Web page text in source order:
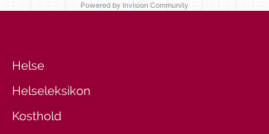
Powered by Invision Community
Helse
Helseleksikon
Kosthold